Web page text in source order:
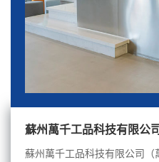
蘇州萬千工品科技有限公
蘇州萬千工品科技有限公司